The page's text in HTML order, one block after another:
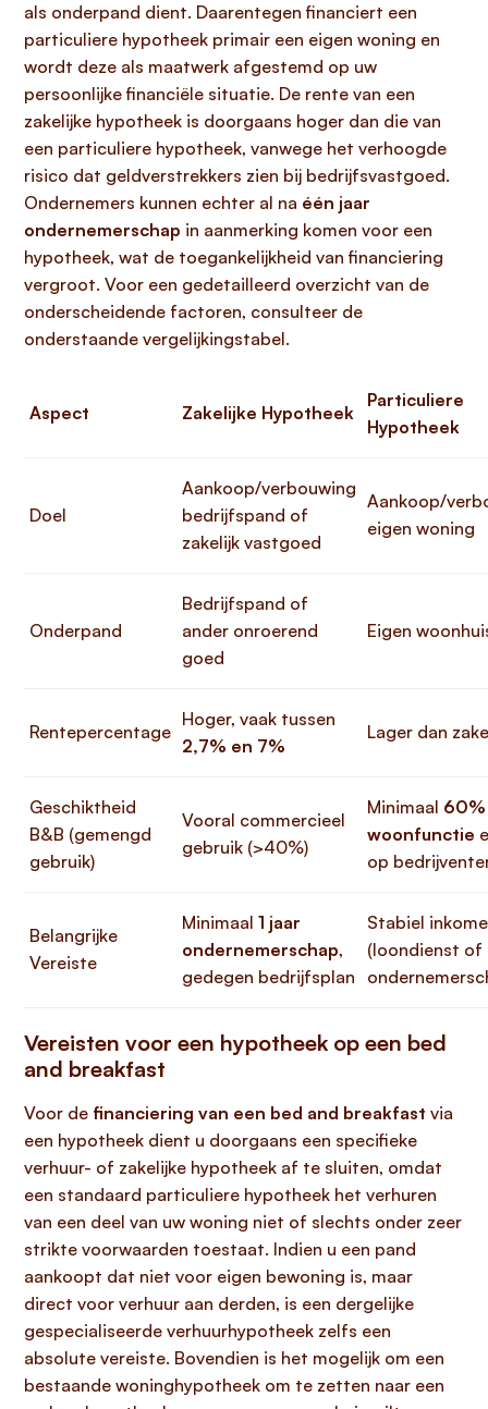
als onderpand dient. Daarentegen financiert een
particuliere hypotheek primair een eigen woning en
wordt deze als maatwerk afgestemd op uw
persoonlijke financiële situatie. De rente van een
zakelijke hypotheek is doorgaans hoger dan die van
een particuliere hypotheek, vanwege het verhoogde
risico dat geldverstrekkers zien bij bedrijfsvastgoed.
Ondernemers kunnen echter al na één jaar
ondernemerschap in aanmerking komen voor een
hypotheek, wat de toegankelijkheid van financiering
vergroot. Voor een gedetailleerd overzicht van de
onderscheidende factoren, consulteer de
onderstaande vergelijkingstabel.
Aspect Zakelijke Hypotheek
Particuliere
Hypotheek
Doel
Aankoop/verbouwing
bedrijfspand of
zakelijk vastgoed
Aankoop/
eigen woning
Onderpand
Bedrijfspand of
ander onroerend
goed
Eigen
Rentepercentage
Hoger, vaak tussen
2,7% en 7%
Lager dan
Geschiktheid
B&B (gemengd
gebruik)
Vooral commercieel
gebruik (>40%)
Minimaal 60%
woonfunctie
op
Belangrijke
Vereiste
Minimaal 1 jaar
ondernemerschap,
gedegen bedrijfsplan
Stabiel
(loondienst of
Vereisten voor een hypotheek op een bed
and breakfast
Voor de financiering van een bed and breakfast via
een hypotheek dient u doorgaans een specifieke
verhuur- of zakelijke hypotheek af te sluiten, omdat
een standaard particuliere hypotheek het verhuren
van een deel van uw woning niet of slechts onder zeer
strikte voorwaarden toestaat. Indien u een pand
aankoopt dat niet voor eigen bewoning is, maar
direct voor verhuur aan derden, is een dergelijke
gespecialiseerde verhuurhypotheek zelfs een
absolute vereiste. Bovendien is het mogelijk om een
bestaande woninghypotheek om te zetten naar een